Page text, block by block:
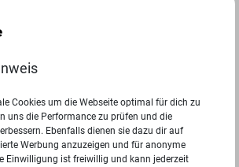
Ergebnisse.
Cookies um die Webseite optimal für dich zu
uns die Performance zu prüfen und die
Ebenfalls dienen sie dazu dir auf
Werbung anzuzeigen und für anonyme
Einwilligung ist freiwillig und kann jederzeit